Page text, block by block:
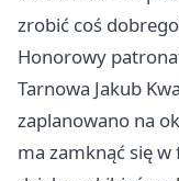
zrobić coś
Honorowy
Tarnowa Jakub
zaplanowano na
ma zamknąć się